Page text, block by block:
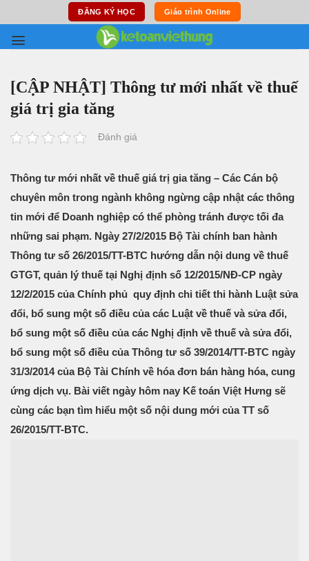
content
ĐĂNG KÝ HỌC Giáo trình Online
[CẬP NHẬT] Thông tư mới nhất về thuế
giá trị gia tăng
Đánh giá
Thông tư mới nhất về thuế giá trị gia tăng – Các Cán bộ
chuyên môn trong ngành không ngừng cập nhật các thông
tin mới để Doanh nghiệp có thể phòng tránh được tối đa
những sai phạm. Ngày 27/2/2015 Bộ Tài chính ban hành
Thông tư số 26/2015/TT-BTC hướng dẫn nội dung về thuế
GTGT, quản lý thuế tại Nghị định số 12/2015/NĐ-CP ngày
12/2/2015 của Chính phủ quy định chi tiết thi hành Luật sửa
đổi, bổ sung một số điều của các Luật về thuế và sửa đổi,
bổ sung một số điều của các Nghị định về thuế và sửa đổi,
bổ sung một số điều của Thông tư số 39/2014/TT-BTC ngày
31/3/2014 của Bộ Tài Chính về hóa đơn bán hàng hóa, cung
ứng dịch vụ. Bài viết ngày hôm nay Kế toán Việt Hưng sẽ
cùng các bạn tìm hiểu một số nội dung mới của TT số
26/2015/TT-BTC.